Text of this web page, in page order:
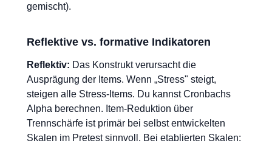
gemischt).
Reflektive vs. formative Indikatoren
Reflektiv: Das Konstrukt verursacht die
Ausprägung der Items. Wenn „Stress" steigt,
steigen alle Stress-Items. Du kannst Cronbachs
Alpha berechnen. Item-Reduktion über
Trennschärfe ist primär bei selbst entwickelten
Skalen im Pretest sinnvoll. Bei etablierten Skalen: